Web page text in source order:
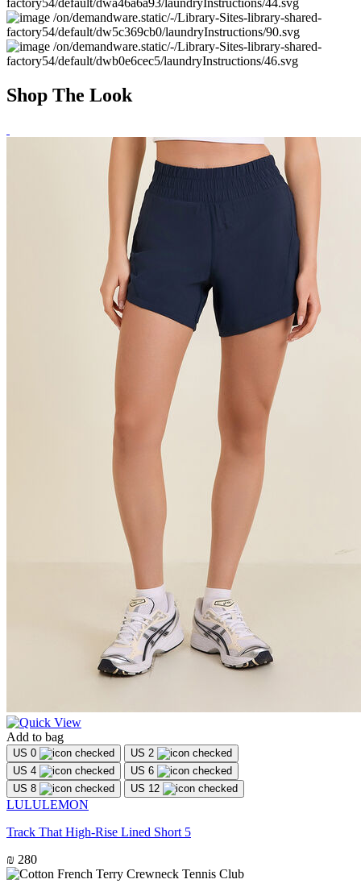
Shop The Look
Add to bag
US 0
US 2
US 4
US 6
US 8
US 12
LULULEMON
Track That High-Rise Lined Short 5
₪ 280